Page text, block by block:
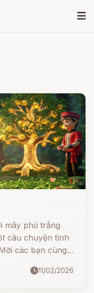
mây phủ trắng
câu chuyện tình
các bạn cùng
11/02/2026